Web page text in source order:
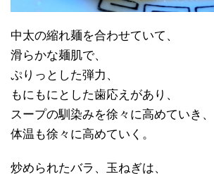
中太の縮れ麺を合わせていて、
滑らかな麺肌で、
ぷりっとした弾力、
もにもにとした歯応えがあり、
スープの馴染みを徐々に高めていき、
体温も徐々に高めていく。
炒められたバラ、玉ねぎは、